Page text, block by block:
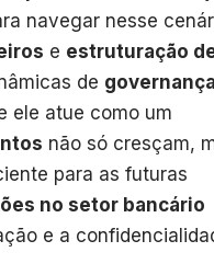
navegar nesse
e estruturação
de governança
ele atue como um
não só cresçam,
para as futuras
no setor bancário
e a